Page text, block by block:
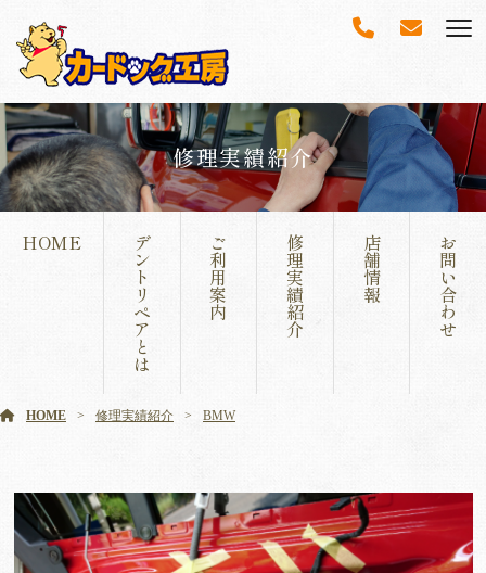
修理実績紹介
HOME デ
ン
ト
リ
ペ
ア
と
は
ご
利
用
案
内
修
理
実
績
紹
介
店
舗
情
報
お
問
い
合
わ
せ
HOME 修理実績紹介 BMW